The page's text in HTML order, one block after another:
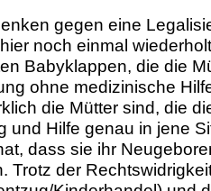
gegen eine
noch einmal
Babyklappen, die die
ohne medizinische
die Mütter sind, die
und Hilfe genau in jene
dass sie ihr
Trotz der